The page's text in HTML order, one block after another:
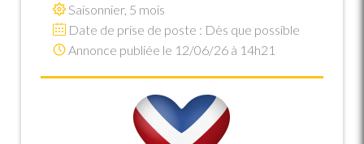
Saisonnier, 5 mois
Date de prise de poste : Dès que possible
Annonce publiée le 12/06/26 à 14h21